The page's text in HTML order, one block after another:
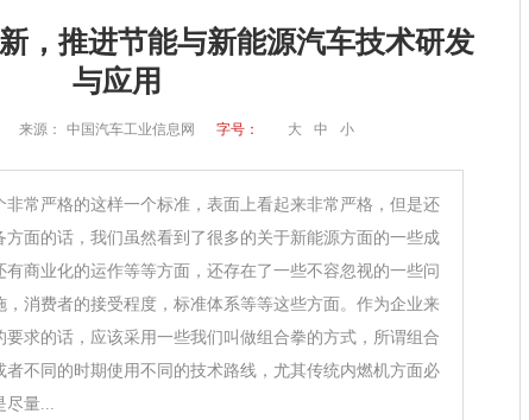
，推进节能与新能源汽车技术研发
与应用
来源： 中国汽车工业信息网 字号： 大 中 小
严格的这样一个标准，表面上看起来非常严格，但是还
方面的话，我们虽然看到了很多的关于新能源方面的一些成
商业化的运作等等方面，还存在了一些不容忽视的一些问
消费者的接受程度，标准体系等等这些方面。作为企业来
求的话，应该采用一些我们叫做组合拳的方式，所谓组合
不同的时期使用不同的技术路线，尤其传统内燃机方面必
尽量...